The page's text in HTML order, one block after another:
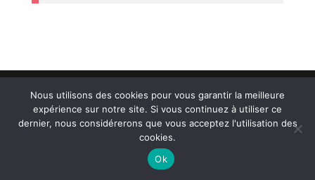
Crédits et mentions légales - © Agences CosiWeb
ComScience
Nous utilisons des cookies pour vous garantir la meilleure
expérience sur notre site. Si vous continuez à utiliser ce
dernier, nous considérerons que vous acceptez l'utilisation des
cookies.
Ok